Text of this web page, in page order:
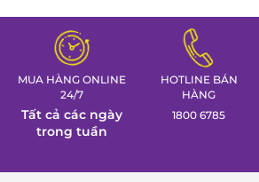
tác
MUA HÀNG ONLINE
24/7
Tất cả các ngày
trong tuần
HOTLINE BÁN
HÀNG
1800 6785